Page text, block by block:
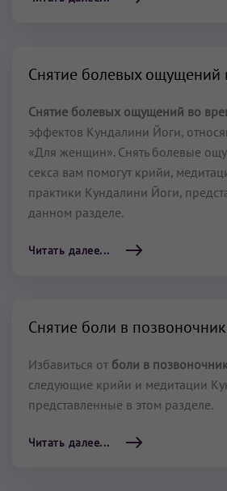
Снятие болевых ощущений
Снятие болевых ощущений во
эффектов Кундалини Йоги,
«Для женщин». Снять болевые
секса вам помогут крийи,
практики Кундалини Йоги,
данном разделе.
Читать далее...
Снятие боли в
Избавиться от боли в
следующие крийи и медитации
представленные в этом разделе.
Читать далее...